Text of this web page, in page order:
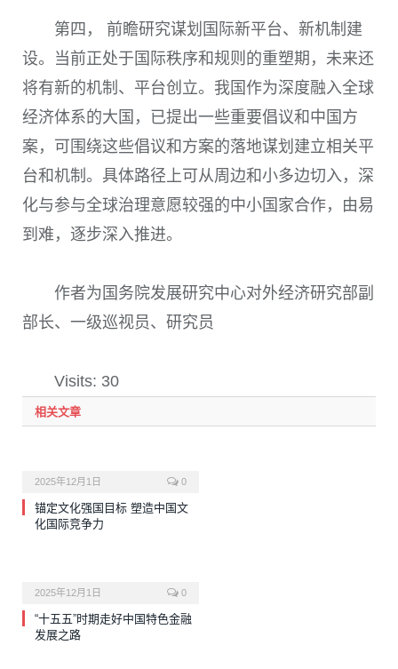
第四， 前瞻研究谋划国际新平台、新机制建
设。当前正处于国际秩序和规则的重塑期，未来还
将有新的机制、平台创立。我国作为深度融入全球
经济体系的大国，已提出一些重要倡议和中国方
案，可围绕这些倡议和方案的落地谋划建立相关平
台和机制。具体路径上可从周边和小多边切入，深
化与参与全球治理意愿较强的中小国家合作，由易
到难，逐步深入推进。
作者为国务院发展研究中心对外经济研究部副
部长、一级巡视员、研究员
Visits: 30
相关文章
2025年12月1日 0
锚定文化强国目标 塑造中国文
化国际竞争力
2025年12月1日 0
“十五五”时期走好中国特色金融
发展之路